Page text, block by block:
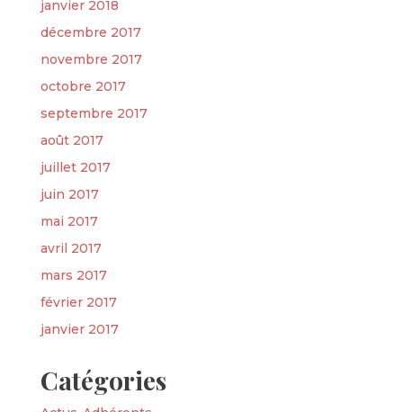
janvier 2018
décembre 2017
novembre 2017
octobre 2017
septembre 2017
août 2017
juillet 2017
juin 2017
mai 2017
avril 2017
mars 2017
février 2017
janvier 2017
Catégories